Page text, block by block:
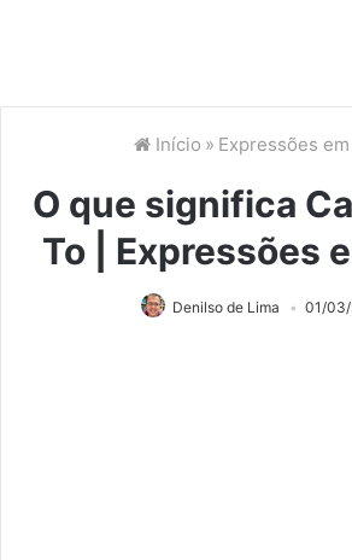
Início » Expressões
O que significa
To | Expressões
Denilso de Lima 01/03/